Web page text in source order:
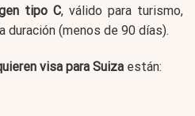
tipo C, válido para turismo,
(menos de 90 días).
visa para Suiza están: